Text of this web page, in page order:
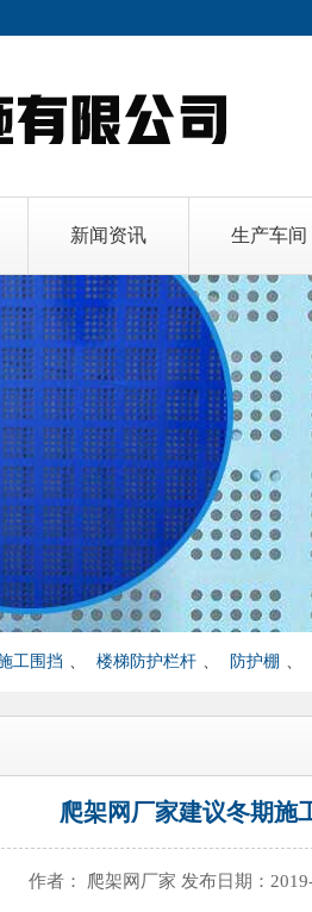
新闻资讯 生产车间
工围挡 、 楼梯防护栏杆 、 防护棚 、
爬架网厂家建议冬期施
作者： 爬架网厂家 发布日期：